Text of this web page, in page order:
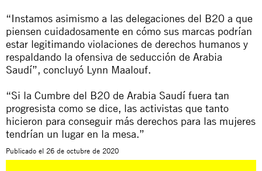
“Instamos asimismo a las delegaciones del B20 a que
piensen cuidadosamente en cómo sus marcas podrían
estar legitimando violaciones de derechos humanos y
respaldando la ofensiva de seducción de Arabia
Saudí”, concluyó Lynn Maalouf.
“Si la Cumbre del B20 de Arabia Saudí fuera tan
progresista como se dice, las activistas que tanto
hicieron para conseguir más derechos para las mujeres
tendrían un lugar en la mesa.”
Publicado el 26 de octubre de 2020